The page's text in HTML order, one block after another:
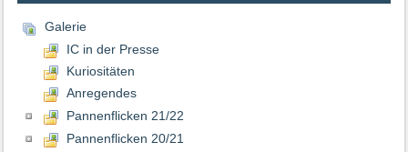
Galerie
IC in der Presse
Kuriositäten
Anregendes
Pannenflicken 21/22
Pannenflicken 20/21